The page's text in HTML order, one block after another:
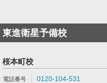
東進衛星予備校
桜本町校
0120-104-531